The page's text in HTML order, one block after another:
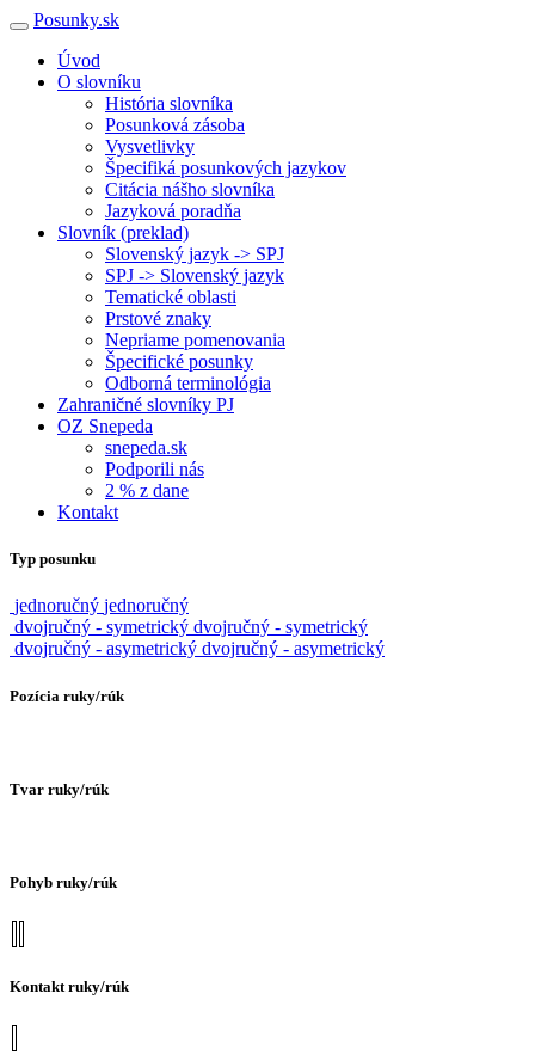
Posunky.sk
Úvod
O slovníku
História slovníka
Posunková zásoba
Vysvetlivky
Špecifiká posunkových jazykov
Citácia nášho slovníka
Jazyková poradňa
Slovník (preklad)
Slovenský jazyk -> SPJ
SPJ -> Slovenský jazyk
Tematické oblasti
Prstové znaky
Nepriame pomenovania
Špecifické posunky
Odborná terminológia
Zahraničné slovníky PJ
OZ Snepeda
snepeda.sk
Podporili nás
2 % z dane
Kontakt
Typ posunku
jednoručný jednoručný
dvojručný - symetrický dvojručný - symetrický
dvojručný - asymetrický dvojručný - asymetrický
Pozícia ruky/rúk
Tvar ruky/rúk
Pohyb ruky/rúk
Kontakt ruky/rúk